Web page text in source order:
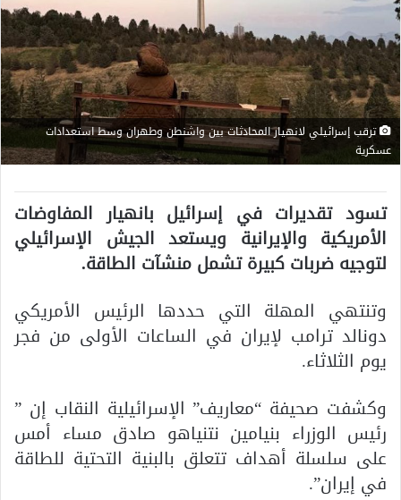
ترقب إسرائيلي لانهيار المحادثات بين واشنطن وطهران وسط استعدادات
عسكرية
تسود تقديرات في إسرائيل بانهيار المفاوضات
الأمريكية والإيرانية ويستعد الجيش الإسرائيلي
لتوجيه ضربات كبيرة تشمل منشآت الطاقة.
وتنتهي المهلة التي حددها الرئيس الأمريكي
دونالد ترامب لإيران في الساعات الأولى من فجر
يوم الثلاثاء.
وكشفت صحيفة “معاريف” الإسرائيلية النقاب إن ”
رئيس الوزراء بنيامين نتنياهو صادق مساء أمس
على سلسلة أهداف تتعلق بالبنية التحتية للطاقة
في إيران”.